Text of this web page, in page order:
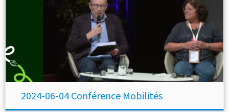
2024-06-04 Conférence Mobilités